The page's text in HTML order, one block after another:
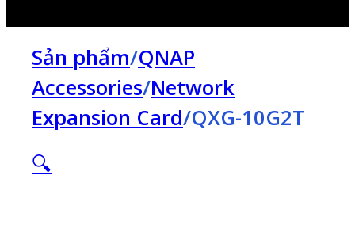
Sản phẩm/QNAP
Accessories/Network
Expansion Card/QXG-10G2T
🔍